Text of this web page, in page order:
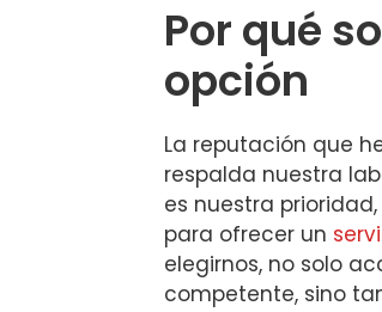
Por qué
opción
La reputación que
respalda nuestra
es nuestra
para ofrecer un
elegirnos, no solo
competente, sino